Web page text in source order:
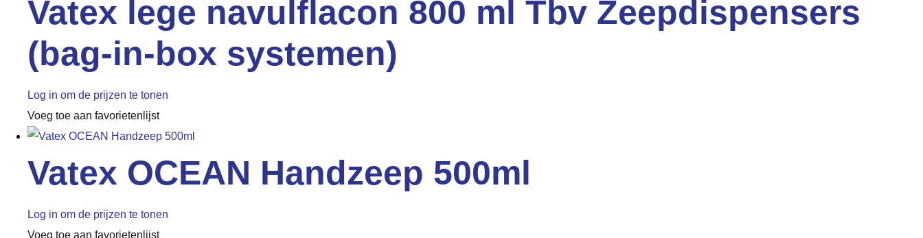
Vatex lege navulflacon 800 ml Tbv Zeepdispensers
(bag-in-box systemen)
Log in om de prijzen te tonen
Voeg toe aan favorietenlijst
Vatex OCEAN Handzeep 500ml
Log in om de prijzen te tonen
Voeg toe aan favorietenlijst